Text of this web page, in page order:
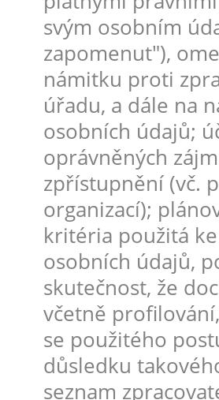
svým osobním
zapomenut"),
námitku proti
úřadu, a dále na
osobních údajů;
oprávněných
zpřístupnění (vč.
organizací);
kritéria použitá
osobních údajů,
skutečnost, že
včetně
se použitého
důsledku
seznam